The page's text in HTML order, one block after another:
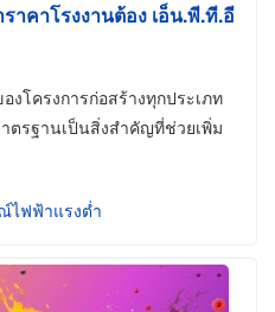
าคาโรงงานต้อง เอ็น.พี.ที.อี
โครงการก่อสร้างทุกประเภท
ตรฐานเป็นสิ่งสำคัญที่ช่วยเพิ่ม
ไฟฟ้าแรงต่ำ